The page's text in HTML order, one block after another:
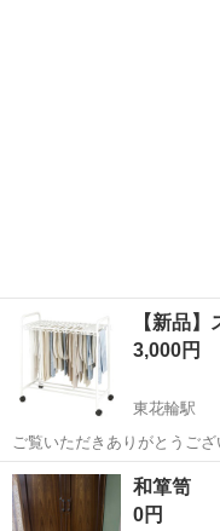
【新品
3,000円
東花輪駅
ご覧いただきありがとうございます 参考価格 5,980円 【
山梨 南アルプス市
和箪笥
0円